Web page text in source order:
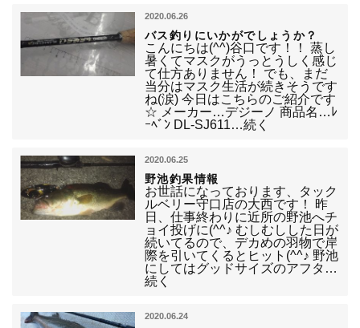
2020.06.26
バス釣りにいかがでしょうか？
こんにちは(^^)谷口です！！ 蒸し
暑くてマスクがうっとうしく感じ
て仕方ありません！ でも、まだ
当分はマスク生活が続きそうです
ね(涙) 今日はこちらのご紹介です
☆ メーカー…デジーノ 商品名…ﾚ
ｰﾍﾞﾝ DL-SJ611…続く
2020.06.25
野池釣果情報
お世話になっております、タック
ルベリー守口店の大西です！ 昨
日、仕事終わりに近所の野池へチ
ョイ投げに(^^♪ むしむしした日が
続いてるので、デカめの羽物で岸
際を引いてくるとヒット(^^♪ 野池
にしてはグッドサイズのアフタ…
続く
2020.06.24